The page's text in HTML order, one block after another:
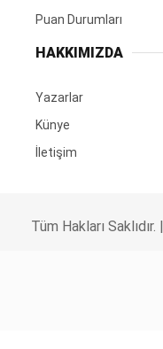
Puan Durumları
HAKKIMIZDA
Yazarlar
Künye
İletişim
Tüm Hakları Saklıdır. |